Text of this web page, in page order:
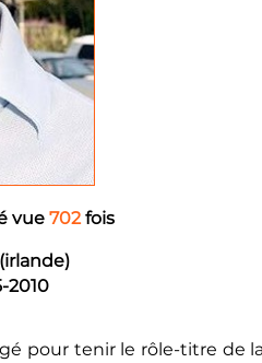
vue 702fois
2010
pour tenir le rôle-titre de